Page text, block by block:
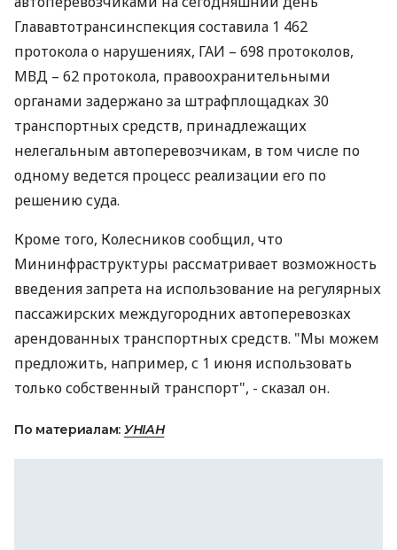
Глававтотрансинспекция составила 1 462
протокола о нарушениях, ГАИ – 698 протоколов,
МВД – 62 протокола, правоохранительными
органами задержано за штрафплощадках 30
транспортных средств, принадлежащих
нелегальным автоперевозчикам, в том числе по
одному ведется процесс реализации его по
решению суда.
Кроме того, Колесников сообщил, что
Мининфраструктуры рассматривает возможность
введения запрета на использование на регулярных
пассажирских междугородних автоперевозках
арендованных транспортных средств. "Мы можем
предложить, например, с 1 июня использовать
только собственный транспорт", - сказал он.
По материалам: УНІАН